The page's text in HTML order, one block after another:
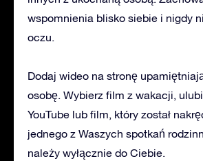
wspomnienia blisko siebie i nigdy
oczu.
Dodaj wideo na stronę
osobę. Wybierz film z wakacji,
YouTube lub film, który został
jednego z Waszych spotkań
należy wyłącznie do Ciebie.